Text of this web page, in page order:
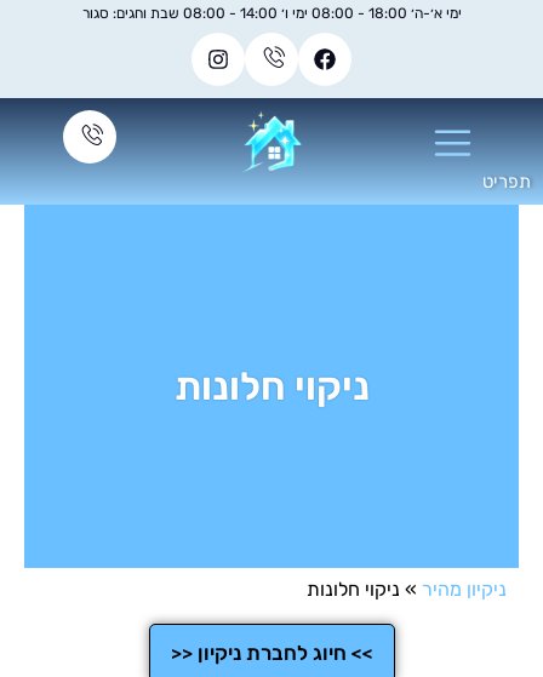
ניקוי חלונות
מהיר»ניקוי חלונות
>> חיוג לחברת ניקיון <<